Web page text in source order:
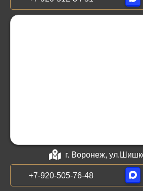
г. Воронеж,
+7-920-505-76-48